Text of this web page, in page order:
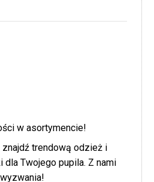
w asortymencie!
trendową odzież i
Twojego pupila. Z nami